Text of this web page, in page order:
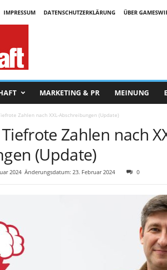
IMPRESSUM DATENSCHUTZERKLÄRUNG ÜBER
MARKETING & PR MEINUNG
Zahlen nach XXL-Abschreibungen (Update)
Zahlen nach
(Update)
2024 Änderungsdatum: 23. Februar 2024 0